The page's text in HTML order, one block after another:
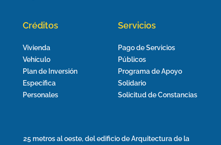
Créditos
Vivienda
Vehículo
Plan de Inversión
Específica
Personales
Servicios
Pago de Servicios
Públicos
Programa de Apoyo
Solidario
Solicitud de Constancias
25 metros al oeste, del edificio de Arquitectura de la